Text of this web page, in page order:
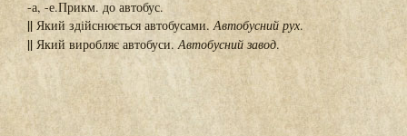
-а, -е.Прикм. до автобус.
|| Який здійснюється автобусами.Автобусний рух.
|| Який виробляє автобуси.Автобусний завод.